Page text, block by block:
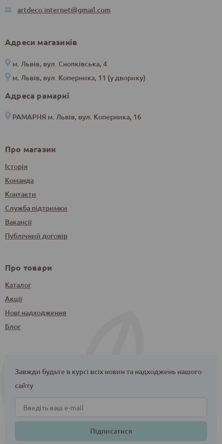
artdeco.internet@gmail.com
Адреси магазинів
м. Львів, вул. Снопківська, 4
м. Львів, вул. Коперника, 11 (у дворику)
Адреса рамарні
РАМАРНЯ м. Львів, вул. Коперника, 16
Про магазин
Історія
Команда
Контакти
Служба підтримки
Вакансії
Публічний договір
Про товари
Каталог
Акції
Нові надходження
Блог
Завжди будьте в курсі всіх новин та надходжень нашого
сайту
Підписатися